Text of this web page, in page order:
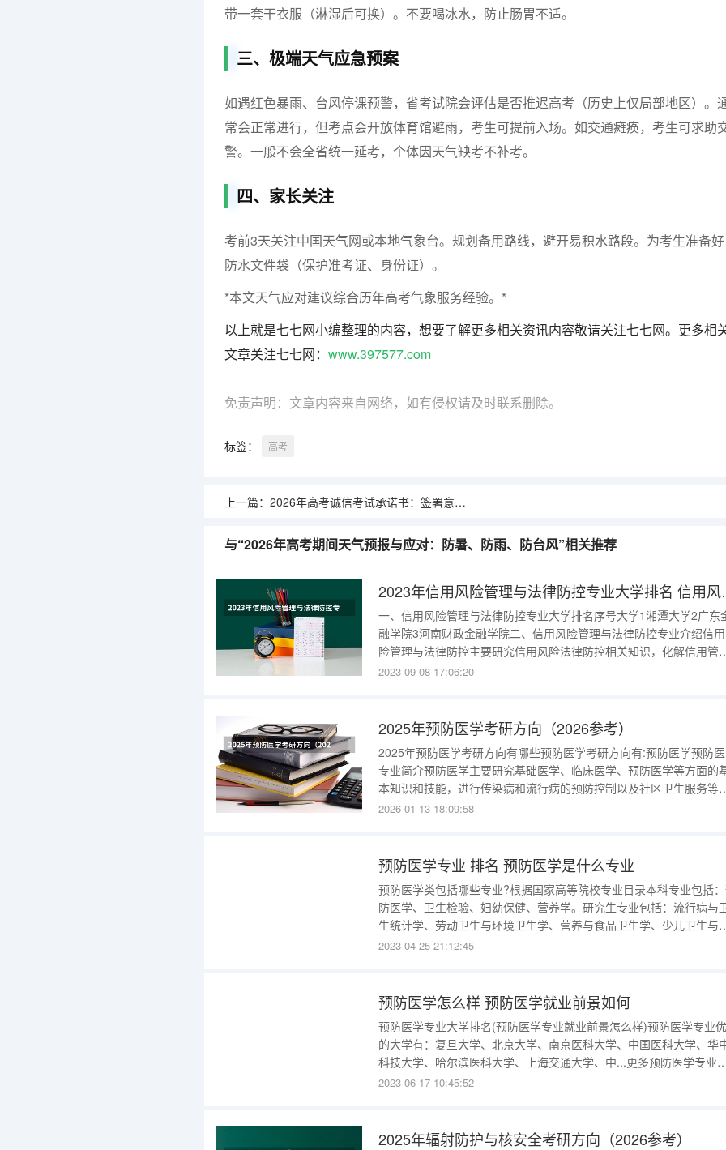
带一套干衣服（淋湿后可换）。不要喝冰水，防止肠胃不适。
三、极端天气应急预案
如遇红色暴雨、台风停课预警，省考试院会评估是否推迟高考（历史上仅局部地区）。
常会正常进行，但考点会开放体育馆避雨，考生可提前入场。如交通瘫痪，考生可求助
警。一般不会全省统一延考，个体因天气缺考不补考。
四、家长关注
考前3天关注中国天气网或本地气象台。规划备用路线，避开易积水路段。为考生准备好
防水文件袋（保护准考证、身份证）。
*本文天气应对建议综合历年高考气象服务经验。*
以上就是七七网小编整理的内容，想要了解更多相关资讯内容敬请关注七七网。更多相
文章关注七七网： www.397577.com
免责声明：文章内容来自网络，如有侵权请及时联系删除。
标签： 高考
上一篇： 2026年高考诚信考试承诺书：签署意义与违约后果
与“2026年高考期间天气预报与应对：防暑、防雨、防台风”相关推荐
2023年信用风
一、信用风险管理与法律防控专业大学排名序号大学1湘潭大学2广东
融学院3河南财政金融学院二、信用风险管理与法律防控专业介绍信
险管理与法律防控主要研究信用风险法律防控相关知识，化解信用管
领域法律风险、处置经济矛盾纠纷，保障市场主体合法权益，维护交易
理财》、《囯际金融
2023-09-08 17:06:20
2025年预防医学考研方向（2026参考）
2025年预防医学考研方向有哪些预防医学考研方向有:预防医学预防
专业简介预防医学主要研究基础医学、临床医学、预防医学等方面的
本知识和技能，进行传染病和流行病的预防控制以及社区卫生服务等
例如：流感、甲肝、肺结核等传染病和流行病的预防与控制，社区卫生
病学》、《
2026-01-13 18:09:58
预防医学专业 排名 预防医学是什么专业
预防医学类包括哪些专业?根据国家高等院校专业目录本科专业包括
防医学、卫生检验、妇幼保健、营养学。研究生专业包括：流行病与
生统计学、劳动卫生与环境卫生学、营养与食品卫生学、少儿卫生与
幼保健学、卫生毒理学、军事预防医学。大学的卫生检验专业不会细分
2023-04-25 21:12:45
预防医学怎么样 预防医学就业前景如何
预防医学专业大学排名(预防医学专业就业前景怎么样)预防医学专业
的大学有：复旦大学、北京大学、南京医科大学、中国医科大学、华
科技大学、哈尔滨医科大学、上海交通大学、中...更多预防医学专业
学排名的这个问题，以及大家所关心的预防医学专业就业前景怎么样的
秀的大学
2023-06-17 10:45:52
2025年辐射防护与核安全考研方向（2026参考）